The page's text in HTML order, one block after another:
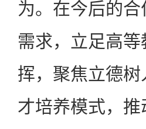
为。在今后的
需求，立足高
挥，聚焦立德
才培养模式，